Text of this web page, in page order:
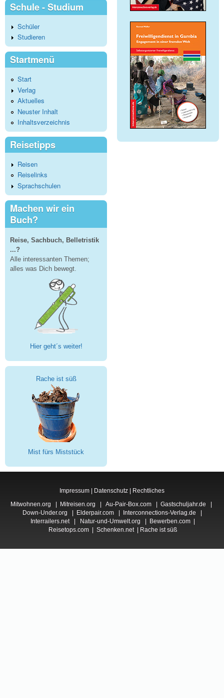
Schule - Studium
Schüler
Studieren
Startmenü
Start
Verlag
Aktuelles
Neuster Inhalt
Inhaltsverzeichnis
Reisetipps
Reisen
Reiselinks
Sprachschulen
Machen wir ein
Buch?
Reise, Sachbuch, Belletristik
...?
Alle interessanten Themen;
alles was Dich bewegt.
Hier geht´s weiter!
Rache ist süß
Mist fürs Miststück
Impressum Datenschutz
Rechtliches
Mitwohnen.org | Mitreisen.org | Au-Pair-Box.com | Gastschuljahr.de |
Down-Under.org | Elderpair.com| Interconnections-Verlag.de |
Interrailers.net | Natur-und-Umwelt.org | Bewerben.com |
Reisetops.com | Schenken.net | Rache ist süß